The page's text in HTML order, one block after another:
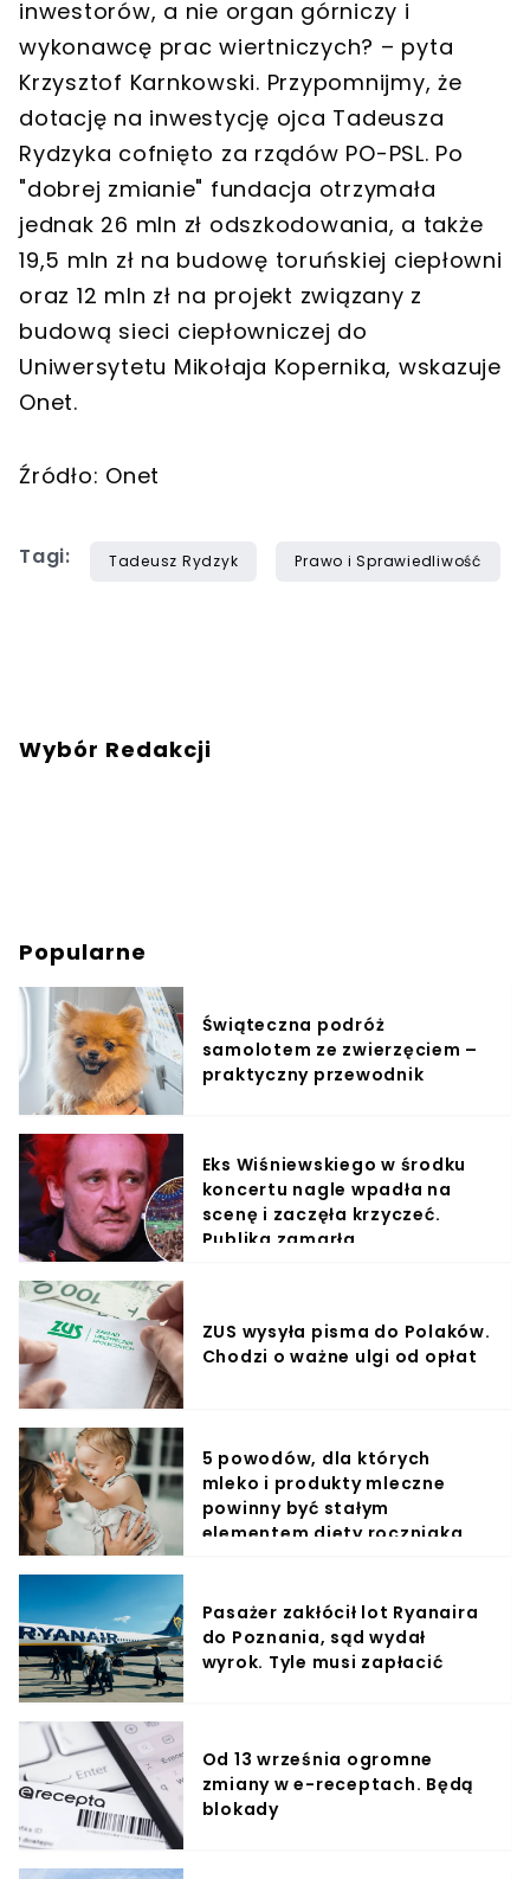
inwestorów, a nie organ górniczy i
wykonawcę prac wiertniczych? – pyta
Krzysztof Karnkowski. Przypomnijmy, że
dotację na inwestycję ojca Tadeusza
Rydzyka cofnięto za rządów PO-PSL. Po
"dobrej zmianie" fundacja otrzymała
jednak 26 mln zł odszkodowania, a także
19,5 mln zł na budowę toruńskiej ciepłowni
oraz 12 mln zł na projekt związany z
budową sieci ciepłowniczej do
Uniwersytetu Mikołaja Kopernika, wskazuje
Onet.
Źródło: Onet
Tagi: Tadeusz Rydzyk Prawo i Sprawiedliwość
Wybór Redakcji
Popularne
Świąteczna podróż
samolotem ze zwierzęciem –
praktyczny przewodnik
Eks Wiśniewskiego w środku
koncertu nagle wpadła na
scenę i zaczęła krzyczeć.
Publika zamarła
ZUS wysyła pisma do Polaków.
Chodzi o ważne ulgi od opłat
5 powodów, dla których
mleko i produkty mleczne
powinny być stałym
elementem diety roczniaka
Pasażer zakłócił lot Ryanaira
do Poznania, sąd wydał
wyrok. Tyle musi zapłacić
Od 13 września ogromne
zmiany w e-receptach. Będą
blokady